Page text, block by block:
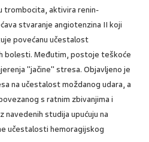
trombocita, aktivira renin-
stvaranje angiotenzina II koji
povećanu učestalost
bolesti. Međutim, postoje teškoće
"jačine" stresa. Objavljeno je
na učestalost moždanog udara, a
s ratnim zbivanjima i
navedenih studija upućuju na
učestalosti hemoragijskog